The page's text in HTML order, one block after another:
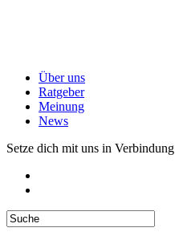
Über uns
Ratgeber
Meinung
News
Setze dich mit uns in Verbindung